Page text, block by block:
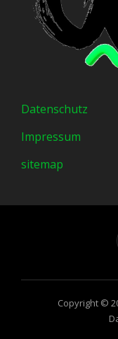
Datenschutz
Impressum
sitemap
Copyright ©